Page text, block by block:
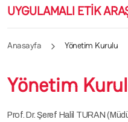
UYGULAMALI ETİK
Anasayfa Yönetim Kurulu
Yönetim
Prof. Dr. Şeref Halil TURAN